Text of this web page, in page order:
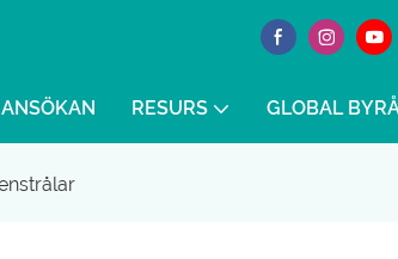
ANSÖKAN RESURS GLOBAL